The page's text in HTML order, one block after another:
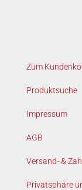
Zum
Produktsuche
Impressum
AGB
Versand- &
Privatsphäre